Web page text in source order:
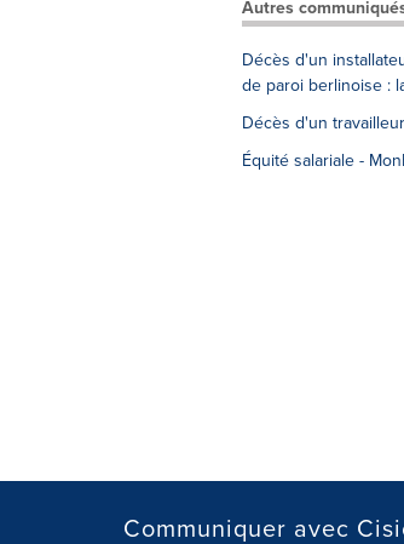
Autres
Décès d'un
de paroi berlinoise :
Décès d'un
Équité salariale -
Communiquer avec